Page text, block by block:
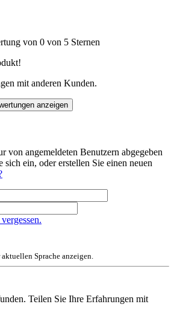
von 0 von 5 Sternen
mit anderen Kunden.
anzeigen
von angemeldeten Benutzern abgegeben
ein, oder erstellen Sie einen neuen
Sprache anzeigen.
Teilen Sie Ihre Erfahrungen mit